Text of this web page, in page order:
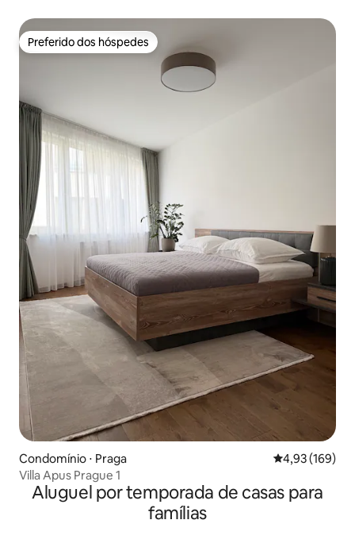
Preferido dos hóspedes
Preferido dos hóspedes
Condomínio ⋅ Praga 4,93 de uma
4,93 (169)
Villa Apus Prague 1
Aluguel por temporada de casas para
famílias